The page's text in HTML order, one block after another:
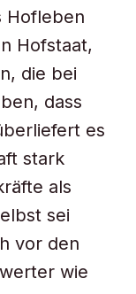
Hofleben
Hofstaat,
die bei
dass
es
stark
als
sei
vor den
wie